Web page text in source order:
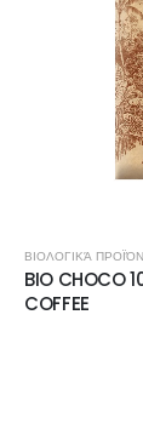
ΒΙΟΛΟΓΙΚΆ
BIO CHOCO
COCONUT